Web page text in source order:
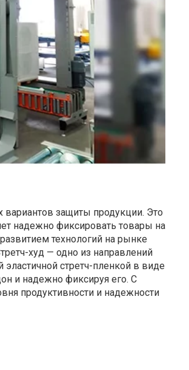
защиты продукции. Это
надежно фиксировать товары на
технологий на рынке
худ — одно из направлений
стретч-пленкой в виде
и надежно фиксируя его. С
продуктивности и надежности